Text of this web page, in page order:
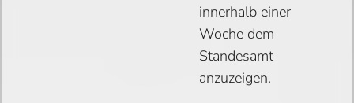
innerhalb einer
Woche dem
Standesamt
anzuzeigen.